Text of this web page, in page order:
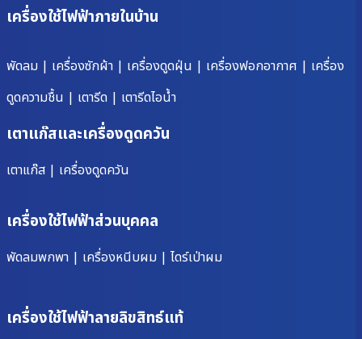
เครื่องใช้ไฟฟ้าภายในบ้าน
พัดลม | เครื่องซักผ้า | เครื่องดูดฝุ่น | เครื่องฟอกอากาศ | เครื่อง
ดูดความชื้น | เตารีด | เตารีดไอน้ำ
เตาแก๊สและเครื่องดูดควัน
เตาแก๊ส | เครื่องดูดควัน
เครื่องใช้ไฟฟ้าส่วนบุคคล
พัดลมพกพา | เครื่องหนีบผม | ไดร์เป่าผม
เครื่องใช้ไฟฟ้าลายลิขสิทธ์แท้